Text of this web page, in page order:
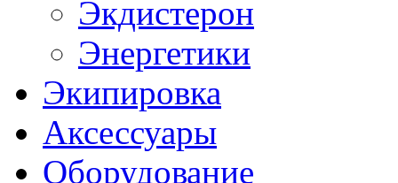
Экдистерон
Энергетики
Экипировка
Аксессуары
Оборудование